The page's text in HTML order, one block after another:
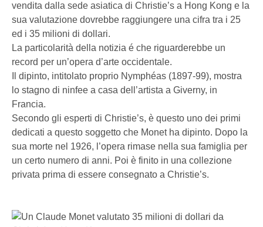
dovrebbe raggiungere una cifra tra i 25 ed i
35 milioni di dollari. La particolarità della
notizia é che riguarderebbe un record per
un'opera d'arte occidentale. Il dipinto,
intitolato proprio Nymphéas …
vendita dalla sede asiatica di Christie’s a Hong Kong e la
sua valutazione dovrebbe raggiungere una cifra tra i 25
ed i 35 milioni di dollari.
La particolarità della notizia é che riguarderebbe un
record per un’opera d’arte occidentale.
Il dipinto, intitolato proprio Nymphéas (1897-99), mostra
lo stagno di ninfee a casa dell’artista a Giverny, in
Francia.
Secondo gli esperti di Christie’s, è questo uno dei primi
dedicati a questo soggetto che Monet ha dipinto. Dopo la
sua morte nel 1926, l’opera rimase nella sua famiglia per
un certo numero di anni. Poi è finito in una collezione
privata prima di essere consegnato a Christie’s.